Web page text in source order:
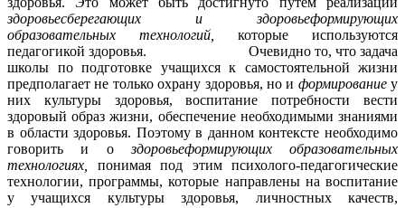
здоровьесберегающих и здоровьеформирующих
образовательных технологий, которые используются
педагогикой здоровья. Очевидно то, что задача
школы по подготовке учащихся к самостоятельной жизни
предполагает не только охрану здоровья, но и формированиеу
них культуры здоровья, воспитание потребности вести
здоровый образ жизни, обеспечение необходимыми знаниями
в области здоровья. Поэтому в данном контексте необходимо
говорить и оздоровьеформирующих образовательных
технологиях,
понимая под этим психолого-педагогические
технологии, программы, которые направлены на воспитание
у учащихся культуры здоровья, личностных качеств,